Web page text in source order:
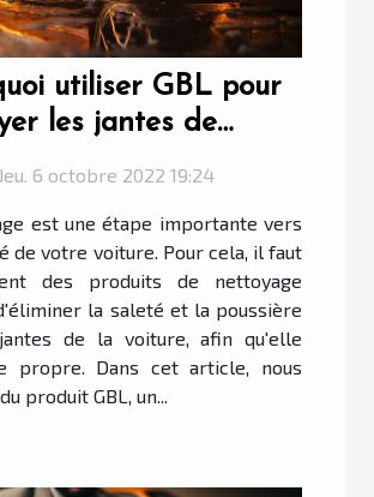
utiliser GBL pour
les jantes de
Jeu. 6 octobre 2022 19:24
est une étape importante vers
de votre voiture. Pour cela, il faut
des produits de nettoyage
la saleté et la poussière
de la voiture, afin qu'elle
propre. Dans cet article, nous
produit GBL, un...